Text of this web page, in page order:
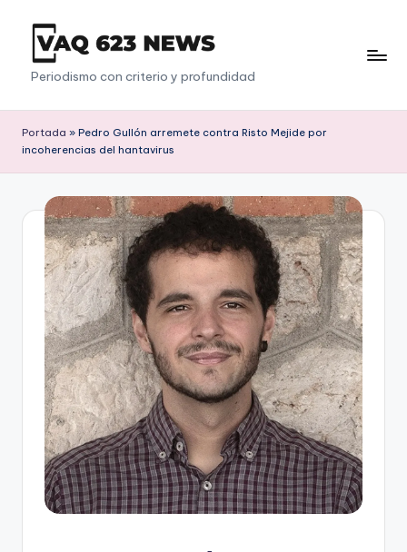
Saltar
contenido
V
a
q
6
3
Periodismo con criterio y profundidad
Portada » Pedro Gullón arremete contra Risto Mejide por
incoherencias del hantavirus